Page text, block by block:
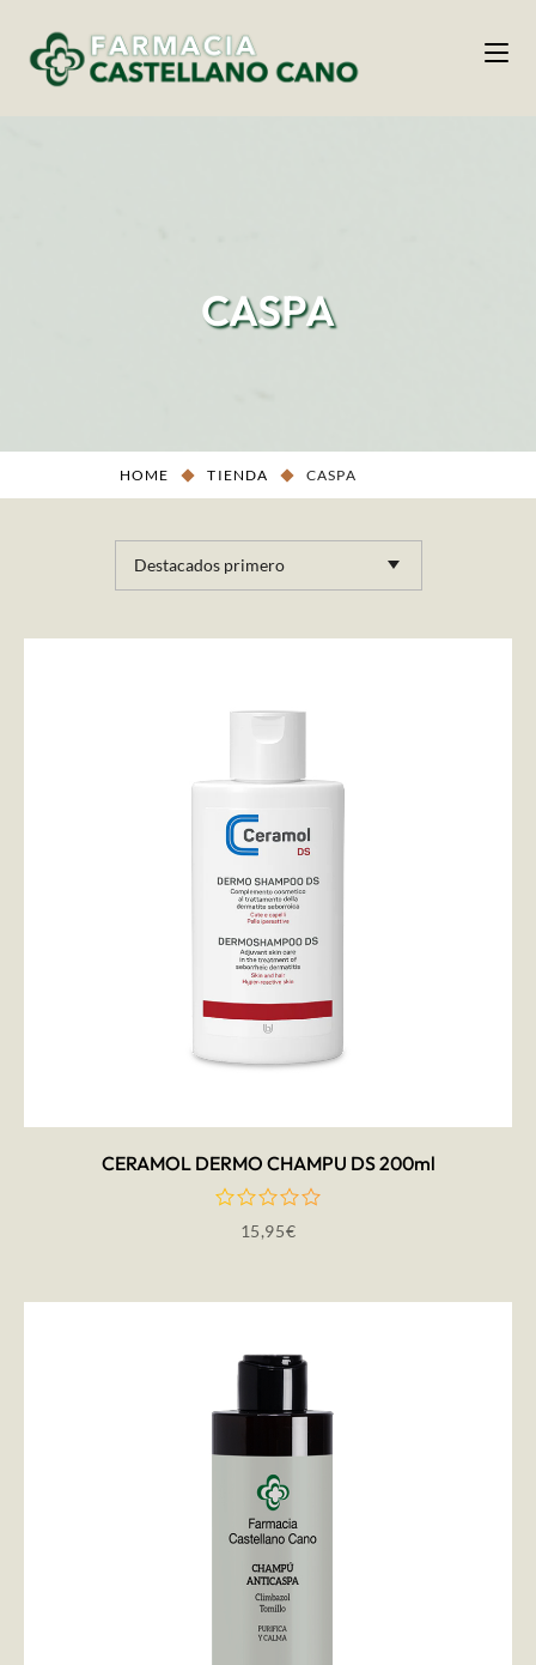
CASPA
HOME TIENDA CASPA
Destacados primero
AÑADIR AL CARRITO
CERAMOL DERMO CHAMPU DS 200ml
15,95€